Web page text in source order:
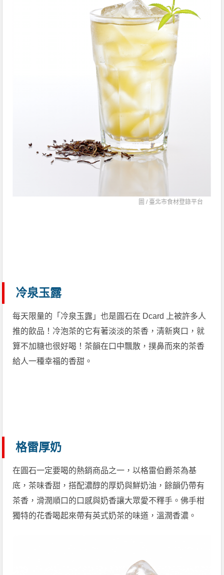
圖 / 臺北市食材登錄平台
冷泉玉露
每天限量的「冷泉玉露」也是圓石在 Dcard 上被許多人
推的飲品！冷泡茶的它有著淡淡的茶香，清新爽口，就
算不加糖也很好喝！茶韻在口中飄散，撲鼻而來的茶香
給人一種幸福的香甜。
格雷厚奶
在圓石一定要喝的熱銷商品之一，以格雷伯爵茶為基
底，茶味香甜，搭配濃醇的厚奶與鮮奶油，餘韻仍帶有
茶香，滑潤順口的口感與奶香讓大眾愛不釋手。佛手柑
獨特的花香喝起來帶有英式奶茶的味道，溫潤香濃。